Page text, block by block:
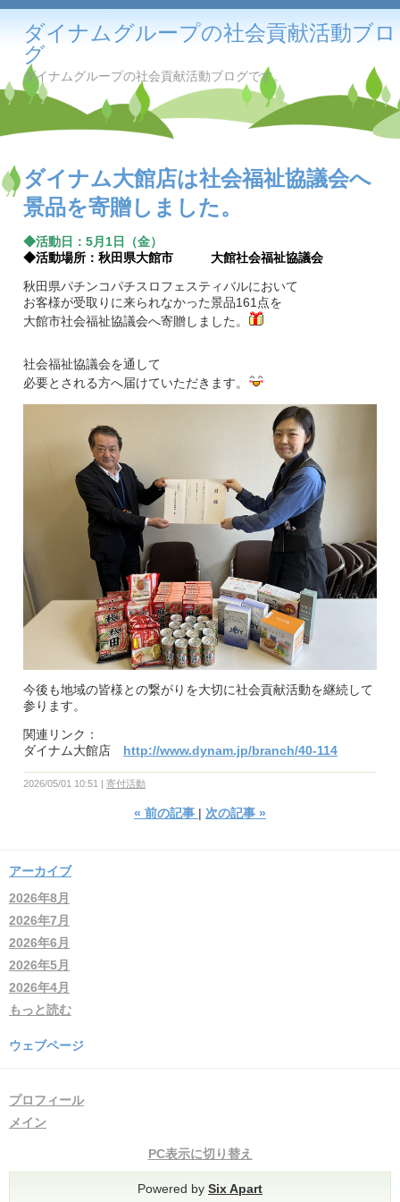
ダイナムグループの社会貢献活動ブロ
グ
ダイナムグループの社会貢献活動ブログです。
ダイナム大館店は社会福祉協議会へ
景品を寄贈しました。
◆活動日：5月1日（金）
◆活動場所：秋田県大館市 大館社会福祉協議会
秋田県パチンコパチスロフェスティバルにおいて
お客様が受取りに来られなかった景品161点を
大館市社会福祉協議会へ寄贈しました。
社会福祉協議会を通して
必要とされる方へ届けていただきます。
今後も地域の皆様との繋がりを大切に社会貢献活動を継続して
参ります。
関連リンク：
ダイナム大館店 http://www.dynam.jp/branch/40-114
2026/05/01 10:51 寄付活動
« 前の記事 次の記事 »
アーカイブ
2026年8月
2026年7月
2026年6月
2026年5月
2026年4月
もっと読む
ウェブページ
プロフィール
メイン
PC表示に切り替え
Powered by Six Apart